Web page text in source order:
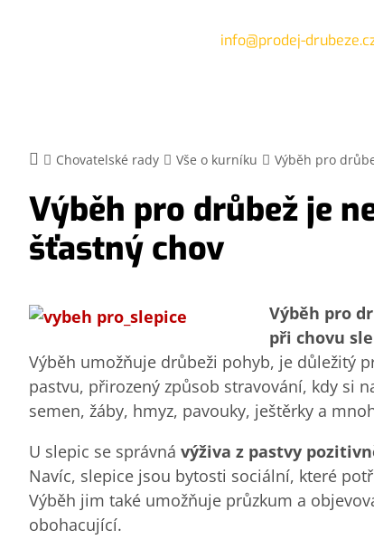
info@prodej-
Chovatelské rady Vše o kurníku Výběh pro
Výběh pro drůbež je
šťastný chov
Výběh pro
při chovu
Výběh umožňuje drůbeži pohyb, je důležitý
pastvu, přirozený způsob stravování, kdy si
semen, žáby, hmyz, pavouky, ještěrky a
U slepic se správná výživa z pastvy
Navíc, slepice jsou bytosti sociální, které
Výběh jim také umožňuje průzkum a
obohacující.